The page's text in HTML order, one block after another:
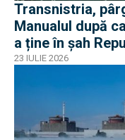
Transnistria,
Manualul după
a ține în șah
23 IULIE 2026